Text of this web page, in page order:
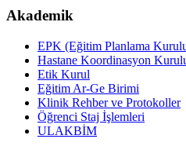
Akademik
EPK (Eğitim Planlama
Hastane Koordinasyon
Etik Kurul
Eğitim Ar-Ge Birimi
Klinik Rehber ve Protokoller
Öğrenci Staj İşlemleri
ULAKBİM